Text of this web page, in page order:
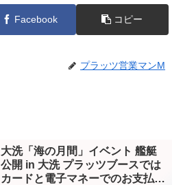
Facebook コピー
プラッツ営業マンM
大洗「海の月間」イベント 艦艇
公開 in 大洗 プラッツブースでは
カードと電子マネーでのお支払い